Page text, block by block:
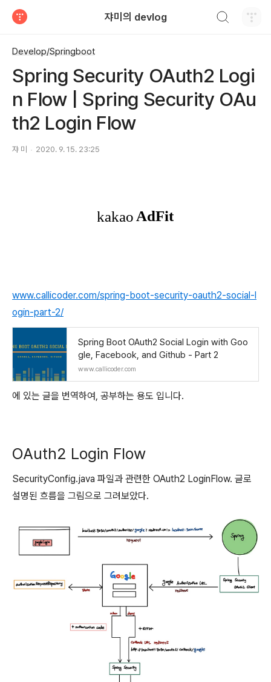
쟈미의 devlog
Develop/Springboot
Spring Security OAuth2 Logi
n Flow | Spring Security OAu
th2 Login Flow
쟈 미 2020. 9. 15. 23:25
www.callicoder.com/spring-boot-security-oauth2-social-l
ogin-part-2/
Spring Boot OAuth2 Social Login with Goo
gle, Facebook, and Github - Part 2
www.callicoder.com
에 있는 글을 번역하여, 공부하는 용도 입니다.
OAuth2 Login Flow
SecurityConfig.java 파일과 관련한 OAuth2 LoginFlow. 글로
설명된 흐름을 그림으로 그려보았다.